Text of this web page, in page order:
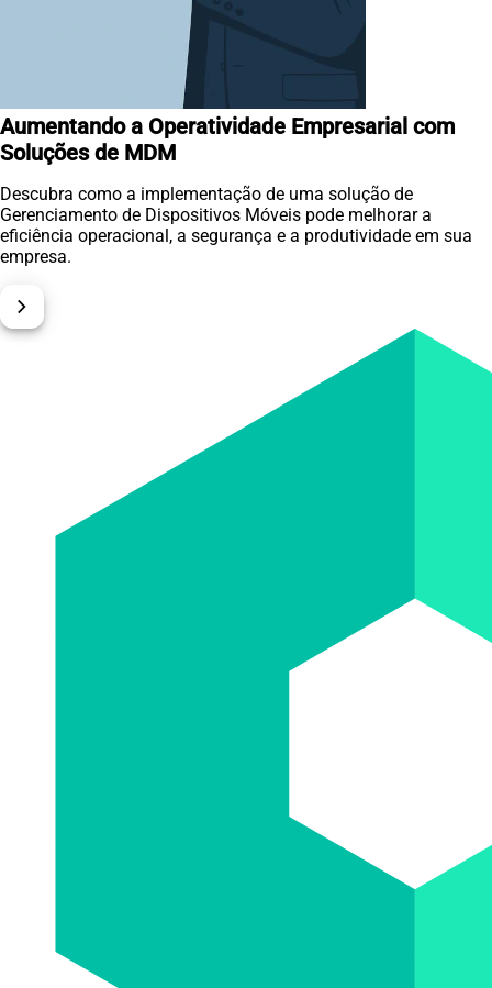
Aumentando a Operatividade Empresarial com
Soluções de MDM
Descubra como a implementação de uma solução de
Gerenciamento de Dispositivos Móveis pode melhorar a
eficiência operacional, a segurança e a produtividade em sua
empresa.
chevron_right